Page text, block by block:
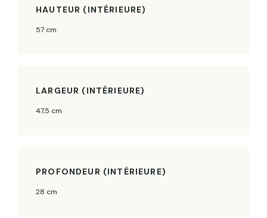
HAUTEUR (INTÉRIEURE)
57 cm
LARGEUR (INTÉRIEURE)
47,5 cm
PROFONDEUR (INTÉRIEURE)
28 cm